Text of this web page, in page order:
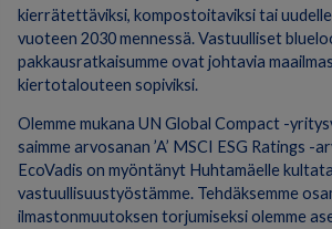
kierrätettäviksi, kompostoitaviksi tai
vuoteen 2030 mennessä. Vastuulliset
pakkausratkaisumme ovat johtavia
kiertotalouteen sopiviksi.
Olemme mukana UN Global Compact -
saimme arvosanan ’A’ MSCI ESG Ratings -
EcoVadis on myöntänyt Huhtamäelle
vastuullisuustyöstämme. Tehdäksemme
ilmastonmuutoksen torjumiseksi olemme